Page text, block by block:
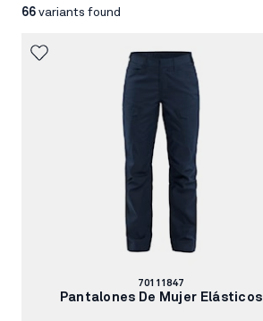
66 variants found
Número
de
artículo:
70111847
Pantalones De Mujer Elásticos